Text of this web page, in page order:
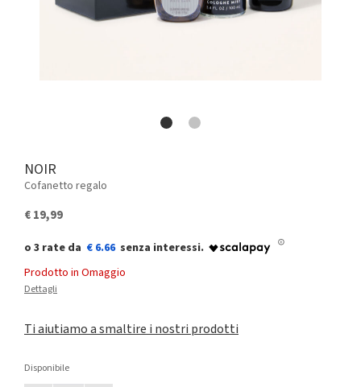
NOIR
Cofanetto regalo
€ 19,99
€ 6.66
Prodotto in Omaggio
Dettagli
Ti aiutiamo a smaltire i nostri prodotti
Disponibile